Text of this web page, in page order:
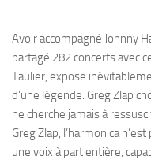
Avoir accompagné Johnny
partagé 282 concerts avec
Taulier, expose
d’une légende. Greg Zlap
ne cherche jamais à
Greg Zlap, l’harmonica
une voix à part entière,